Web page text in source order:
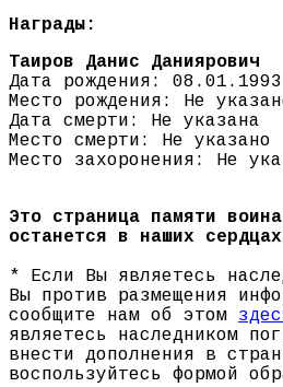
Награды:
Таиров Данис Даниярович
Дата рождения: 08.01.1993
Место рождения: Не
Дата смерти: Не указана
Место смерти: Не указано
Место захоронения: Не
Это страница памяти
останется в наших
* Если Вы являетесь
Вы против размещения
сообщите нам об этом
являетесь наследником
внести дополнения в
воспользуйтесь формой